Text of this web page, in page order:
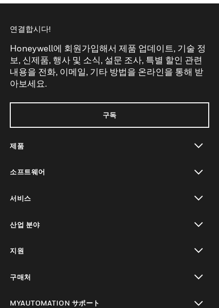
연결합시다!
Honeywell에 회원가입해서 제품 업데이트, 기술 정
보, 신제품, 행사 및 소식, 설문 조사, 특별 할인 관련
내용을 전화, 이메일, 기타 방법을 온라인을 통해 받
아보세요.
구독
제품
소프트웨어
서비스
산업 분야
지원
구매처
MYAUTOMATION サポート